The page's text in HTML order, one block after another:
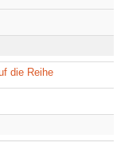
die Reihe